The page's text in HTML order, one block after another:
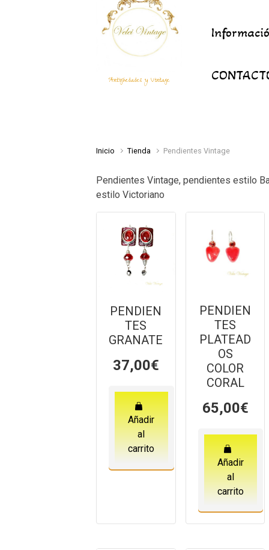
Antigüedades y Vintage
Inicio Tienda Pendientes Vintage
Pendientes Vintage, pendientes estilo
estilo Victoriano
PENDIEN
TES
GRANATE
37,00€
Añadir
al
carrito
PENDIEN
TES
PLATEAD
OS
COLOR
CORAL
65,00€
Añadir
al
carrito